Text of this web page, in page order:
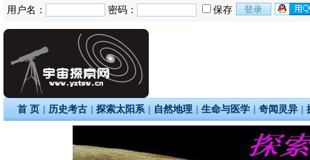
用户名： 密码： 保存
首 页 | 历史考古 | 探索太阳系 | 自然地理 | 生命与医学 | 奇闻灵异 |